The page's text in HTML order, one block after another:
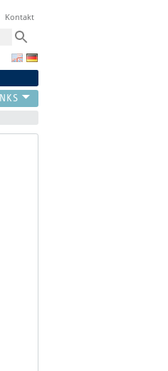
Kontakt